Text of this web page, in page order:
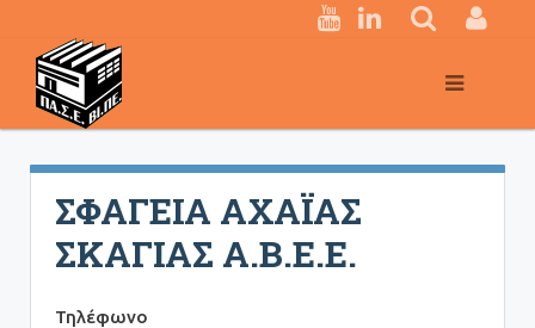
Κεντρική
πλοήγηση
ΣΦΑΓΕΙΑ ΑΧΑΪΑΣ
ΣΚΑΓΙΑΣ Α.Β.Ε.Ε.
Τηλέφωνο